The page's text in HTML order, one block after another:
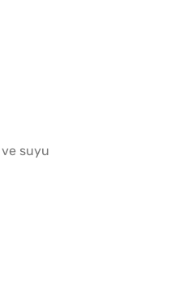
suyu